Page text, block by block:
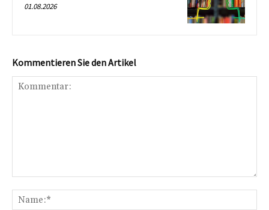
01.08.2026
Kommentieren Sie den Artikel